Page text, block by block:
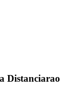
Distanciarao